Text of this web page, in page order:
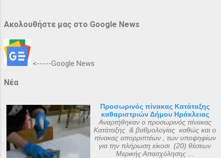
Ακολουθήστε μας στο Google News
<-----Google News
Νέα
Προσωρινός πίνακας Κατάταξης
καθαριστριών Δήμου Ηράκλειας
Αναρτήθηκαν ο προσωρινός πίνακας
Κατάταξης & βαθμολογίας καθώς και ο
πίνακας απορριπτέων , των υποψηφίων
για την πλήρωση είκοσι (20) θέσεων
Μερικής Απασχόλησης ...